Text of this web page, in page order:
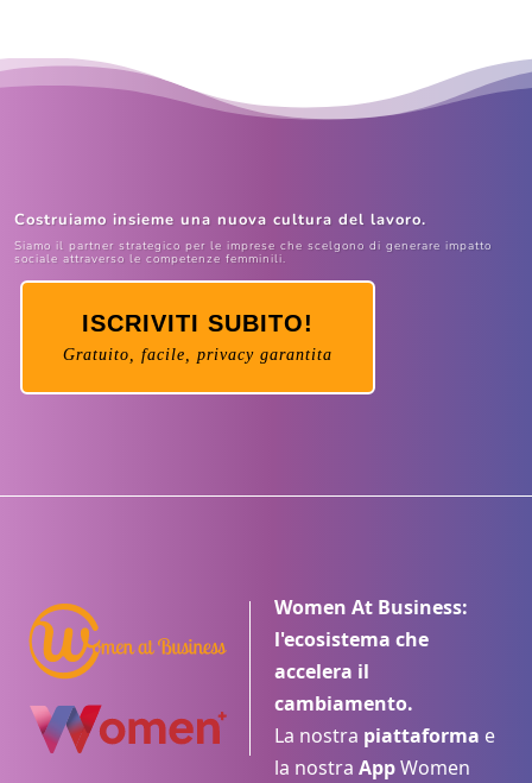
Costruiamo insieme una nuova cultura del lavoro.
Siamo il partner strategico per le imprese che scelgono di generare impatto
sociale attraverso le competenze femminili.
ISCRIVITI SUBITO!
Gratuito, facile, privacy garantita
Women At Business:
l'ecosistema che
accelera il
cambiamento.
La nostra piattaforma e
la nostraAppWomen